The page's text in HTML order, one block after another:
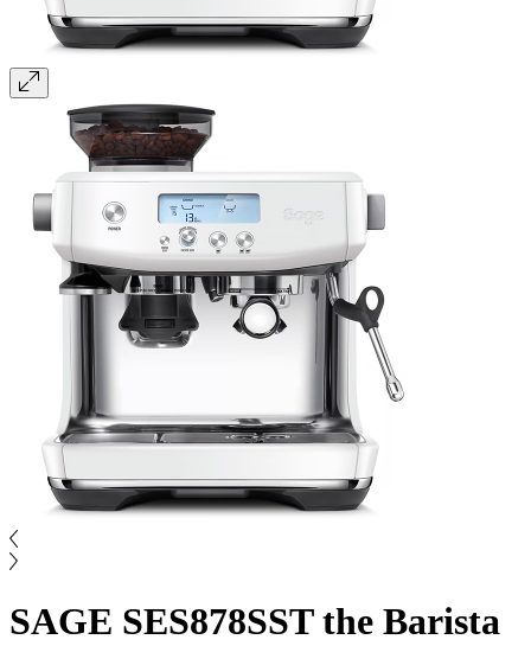
SAGE SES878SST the Barista